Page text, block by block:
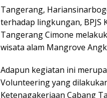
Tangerang,
terhadap lingkungan, BPJS
Tangerang Cimone
wisata alam Mangrove
Adapun kegiatan ini
Volunteering yang
Ketenagakerjaan Cabang